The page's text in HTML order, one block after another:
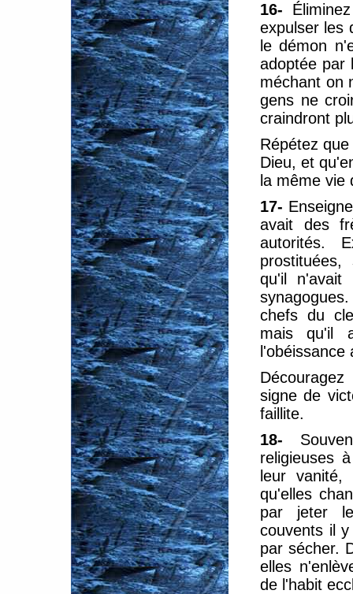
16-
expulser les
le démon
adoptée par
méchant on
gens ne
craindront
Répétez
Dieu, et
la même vie
17-
avait des
autorités.
prostituées,
qu'il n'avait
chefs du
mais qu'il
signe de
faillite.
18-
religieuses
leur
qu'elles
par jeter
couvents il
par sécher.
elles
de l'habit